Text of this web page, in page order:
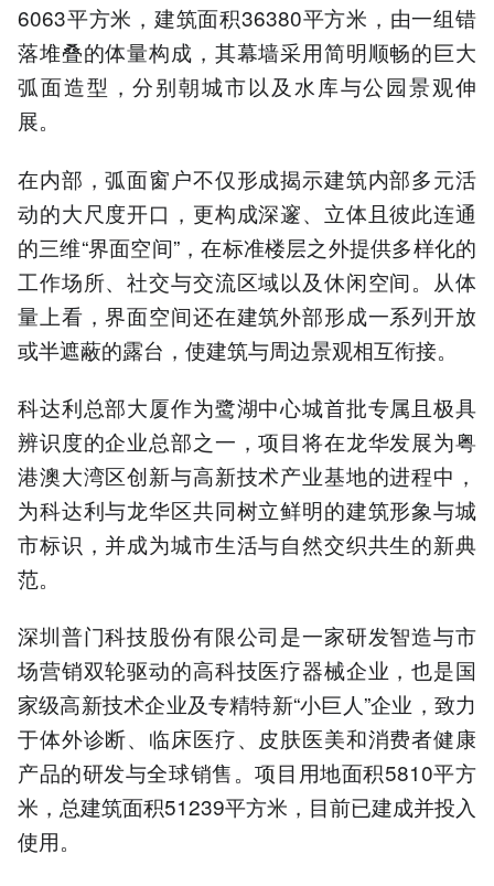
6063平方米，建筑面积36380平方米，由一组错
落堆叠的体量构成，其幕墙采用简明顺畅的巨大
弧面造型，分别朝城市以及水库与公园景观伸
展。
在内部，弧面窗户不仅形成揭示建筑内部多元活
动的大尺度开口，更构成深邃、立体且彼此连通
的三维“界面空间”，在标准楼层之外提供多样化的
工作场所、社交与交流区域以及休闲空间。从体
量上看，界面空间还在建筑外部形成一系列开放
或半遮蔽的露台，使建筑与周边景观相互衔接。
科达利总部大厦作为鹭湖中心城首批专属且极具
辨识度的企业总部之一，项目将在龙华发展为粤
港澳大湾区创新与高新技术产业基地的进程中，
为科达利与龙华区共同树立鲜明的建筑形象与城
市标识，并成为城市生活与自然交织共生的新典
范。
深圳普门科技股份有限公司是一家研发智造与市
场营销双轮驱动的高科技医疗器械企业，也是国
家级高新技术企业及专精特新“小巨人”企业，致力
于体外诊断、临床医疗、皮肤医美和消费者健康
产品的研发与全球销售。项目用地面积5810平方
米，总建筑面积51239平方米，目前已建成并投入
使用。